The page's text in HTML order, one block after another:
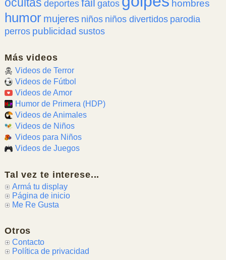
ocultas deportes fail gatos hombres
humor mujeres niños niños divertidos parodia
perros publicidad sustos
Más videos
Videos de Terror
Videos de Fútbol
Videos de Amor
Humor de Primera (HDP)
Videos de Animales
Videos de Niños
Videos para Niños
Videos de Juegos
Tal vez te interese...
Armá tu display
Página de inicio
Me Re Gusta
Otros
Contacto
Política de privacidad